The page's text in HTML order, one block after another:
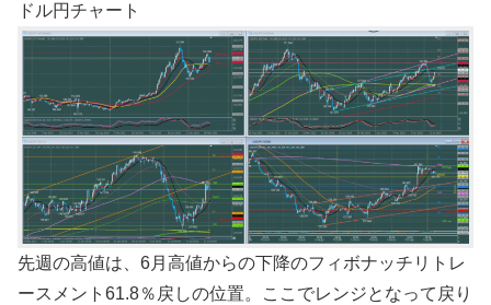
ドル円チャート
先週の高値は、6月高値からの下降のフィボナッチリトレ
ースメント61.8％戻しの位置。ここでレンジとなって戻り